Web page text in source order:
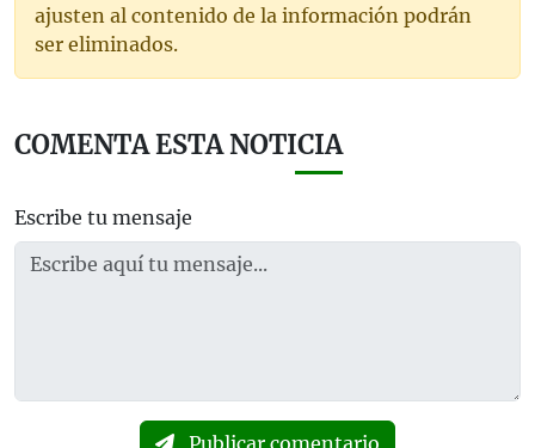
ajusten al contenido de la información podrán
ser eliminados.
COMENTA ESTA NOTICIA
Escribe tu mensaje
Publicar comentario